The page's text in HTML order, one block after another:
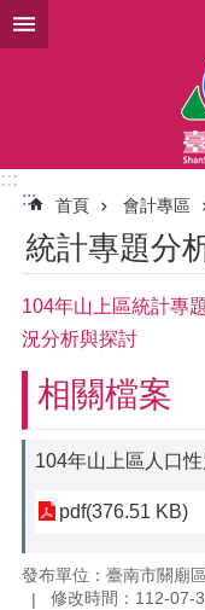
跳到主要內容區塊
:::
:::
首頁 會計專區
統計專題分
104年山上區統計專
況分析與探討
相關檔案
104年山上區人口
pdf(376.51 KB)
發布單位：臺南市關廟
修改時間：112-07-